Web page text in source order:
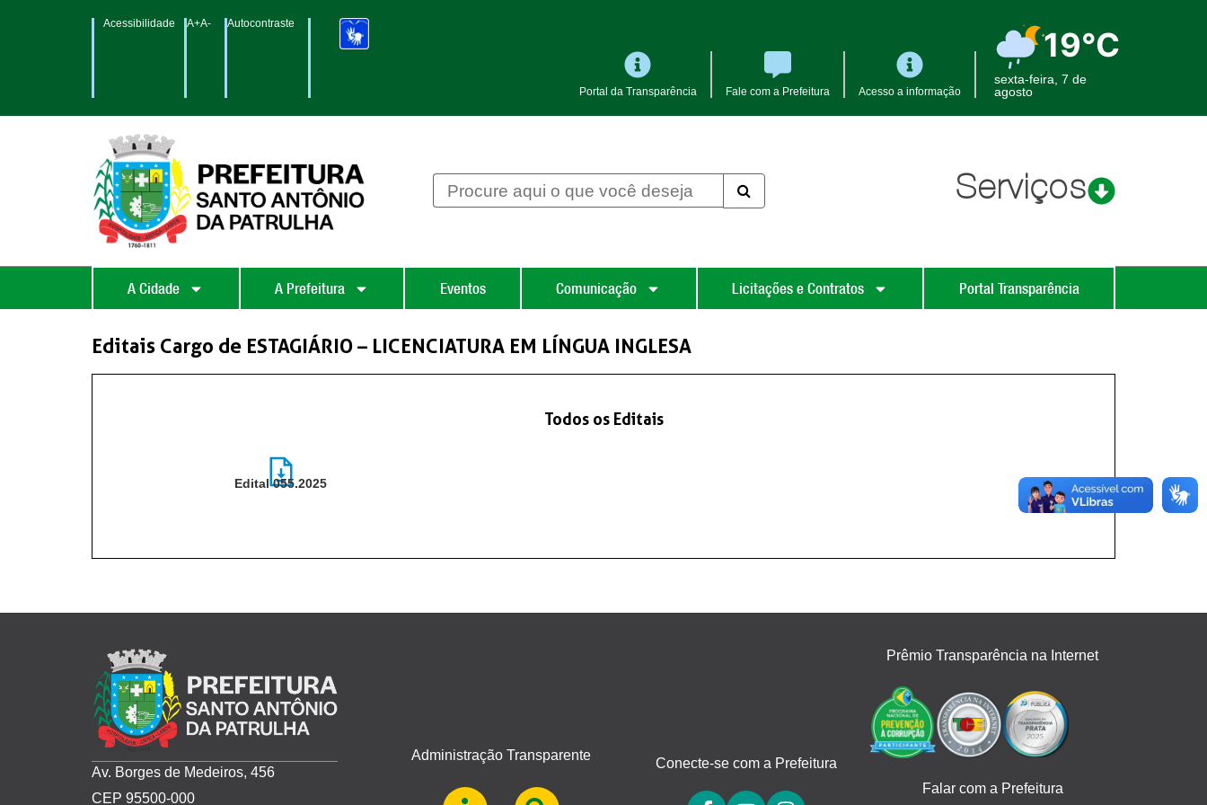
Acessibilidade A+A- Autocontraste
Portal da Transparência Fale com a Prefeitura Acesso a informação
19°C
sexta-feira, 7 de
agosto
Serviços
A Cidade A Prefeitura Eventos Comunicação Licitações e Contratos Portal Transparência
Editais Cargo de ESTAGIÁRIO – LICENCIATURA EM LÍNGUA INGLESA
Todos os Editais
Edital 055.2025
Av. Borges de Medeiros, 456
CEP 95500-000
Administração Transparente Conecte-se com a Prefeitura
Prêmio Transparência na Internet
Falar com a Prefeitura